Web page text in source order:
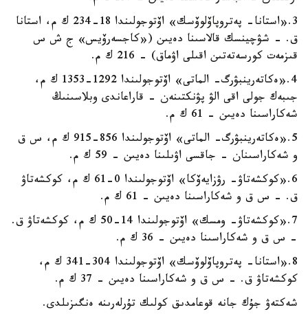
3.«استانا- پەتروپاۆلوۆسك» اۆتوجولىندا 18-234 ك م، استانا
ق. - شۋچينسك قالاسىنا دەيىن («كاجسەرۆيس» ج ش س
قىزمەت كورسەتەتىن اقىلى اۋماق) - 216 ك م.
4.«ەكاتەرينبۋرگ- الماتى» اۆتوجولىندا 1292-1353 ك م،
جىبەك جولى اقى الۋ پۋنكتىنەن - قاراعاندى وبلاسىنىڭ
شەكاراسىنا دەيىن - 61 ك م.
5.«ەكاتەرينبۋرگ- الماتى» اۆتوجولىندا 856-915 ك م، س ق
و شەكاراسىنان - جاقسى اۋىلىنا دەيىن - 59 ك م.
6.«كوكشەتاۋ- رۋزايەۆكا» اۆتوجولىندا 0-61 ك م، كوكشەتاۋ
ق. – س ق و شەكاراسىنا دەيىن - 61 ك م.
7.«كوكشەتاۋ- ومسك» اۆتوجولىندا 14-50 ك م، كوكشەتاۋ ق.
– س ق و شەكاراسىنا دەيىن - 36 ك م.
8.«استانا- پەتروپاۆلوۆسك» اۆتوجولىندا 304-341 ك م،
كوكشەتاۋ ق. – س ق و شەكاراسىنا دەيىن - 37 ك م.
شەكتەۋ جۇك جانە قوعامدىق كولىك تۇرلەرىنە ەنگىزىلدى.